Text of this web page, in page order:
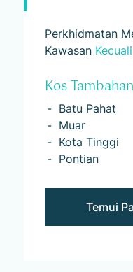
Perkhidmatan
Kawasan Kecuali
Kos
Batu Pahat
Muar
Kota Tinggi
Pontian
Temui